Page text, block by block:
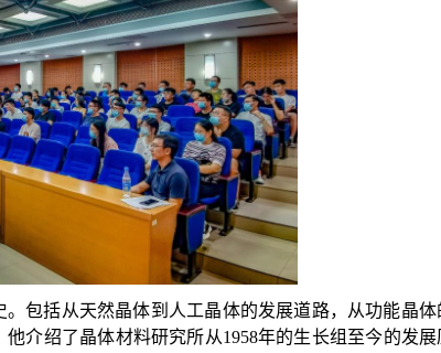
包括从天然晶体到人工晶体的发展道路，从功能晶体
介绍了晶体材料研究所从1958年的生长组至今的发展